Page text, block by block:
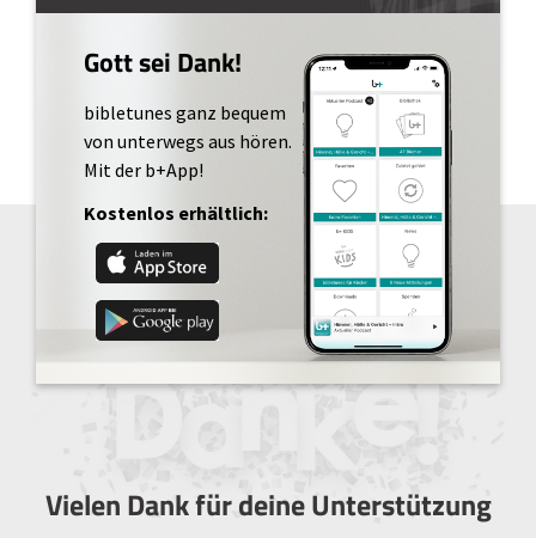
Gott sei Dank!
bibletunes ganz bequem
von unterwegs aus hören.
Mit der b+App!
Kostenlos erhältlich:
Vielen Dank für deine Unterstützung